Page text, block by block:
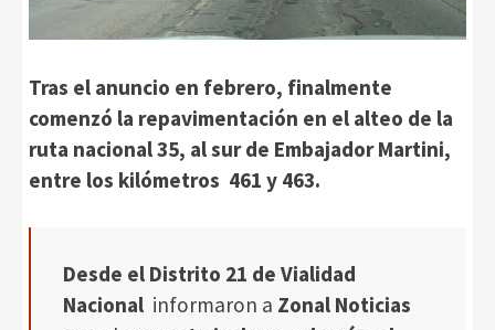
Tras el anuncio en febrero, finalmente
comenzó la repavimentación en el alteo de la
ruta nacional 35, al sur de Embajador Martini,
entre los kilómetros 461 y 463.
Desde el Distrito 21 de Vialidad
Nacionalinformaron a Zonal Noticias